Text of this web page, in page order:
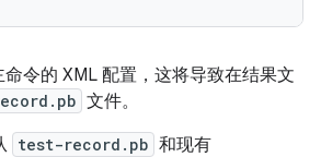
令的 XML 配置，这将导致在结果文
文件。
test-record.pb 和现有